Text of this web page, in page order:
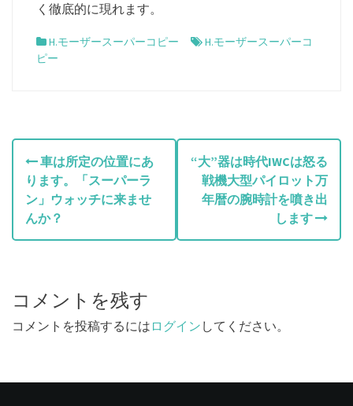
く徹底的に現れます。
H.モーザースーパーコピー
H.モーザースーパーコ
ピー
投
稿
ナ
ゲ
ー
ョ
車は所定の位置にあ
ります。「スーパーラ
ン」ウォッチに来ませ
んか？
“大”器は時代IWCは怒る
戦機大型パイロット万
年暦の腕時計を噴き出
します
コメントを残す
コメントを投稿するには ログイン してください。